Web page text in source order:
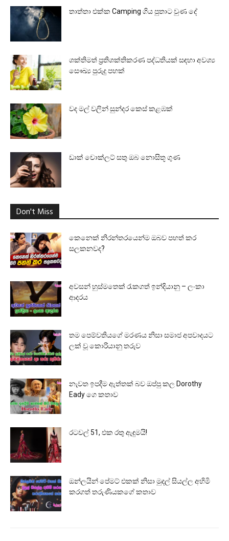
තාත්තා එක්ක Camping ගිය පුතාට වුණ දේ
ශක්තිමත් ප්‍රතිශක්තිකරණ පද්ධතියක් සඳහා අවශ්‍ය
සෞඛ්‍ය පුරුදු පහක්
වද මල් වලින් සුන්දර කෙස් කළඹක්
ඩාක් චොක්ලට් සතු ඔබ නොසිතූ ගුණ
Don't Miss
කෙනෙක් නිරන්තරයෙන්ම ඔබව පහත් කර
සලකනවද?
අවසන් හුස්මතෙක් රැකගත් ඉන්දියානු – ලංකා
ආදරය
තම පෙම්වතියගේ මරණය නිසා සමාජ අපවාදයට
ලක් වූ කොරියානු තරුව
නැවත ඉපදීම ඇත්තක් බව ඔප්පු කල Dorothy
Eady ගෙ කතාව
රටවල් 51, එක රතු ඇඳුමයි!
ඔන්ලයින් පේමට් එකක් නිසා මුදල් සියල්ල අහිමි
කරගත් තරුණියකගේ කතාව